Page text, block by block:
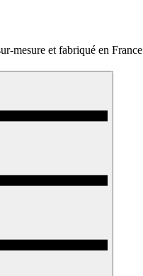
mesure et fabriqué en France